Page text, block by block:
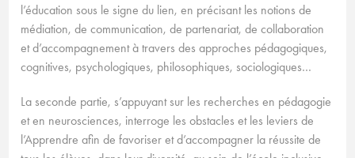
l’éducation sous le signe du lien, en précisant les notions de
médiation, de communication, de partenariat, de collaboration
et d’accompagnement à travers des approches pédagogiques,
cognitives, psychologiques, philosophiques, sociologiques…
La seconde partie, s’appuyant sur les recherches en pédagogie
et en neurosciences, interroge les obstacles et les leviers de
l’Apprendre afin de favoriser et d’accompagner la réussite de